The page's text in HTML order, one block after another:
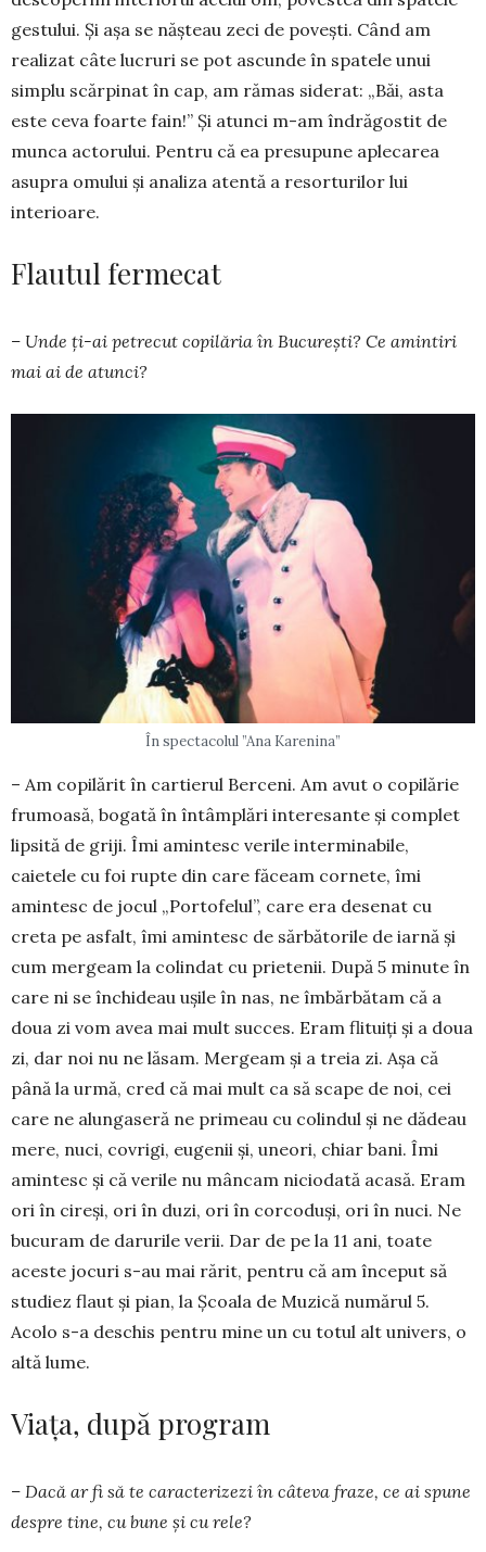
gestului. Și așa se nășteau zeci de povești. Când am
realizat câte lucruri se pot ascunde în spatele unui
simplu scărpinat în cap, am rămas siderat: „Băi, asta
este ceva foarte fain!” Și atunci m-am îndrăgostit de
munca actorului. Pentru că ea presupune aplecarea
asupra omului și analiza atentă a resorturilor lui
interioare.
Flautul fermecat
– Unde ți-ai petrecut copilăria în Bucu­rești? Ce amintiri
mai ai de atunci?
În spectacolul ”Ana Karenina”
– Am copilărit în cartierul Berceni. Am avut o copilărie
frumoasă, bogată în întâm­plări interesante și complet
lipsită de griji. Îmi amintesc verile interminabile,
caietele cu foi rupte din care făceam cornete, îmi
amintesc de jocul „Portofelul”, care era desenat cu
creta pe asfalt, îmi amintesc de sărbătorile de iarnă și
cum mer­geam la colindat cu prietenii. După 5 minute în
care ni se închideau ușile în nas, ne îmbărbătam că a
doua zi vom avea mai mult succes. Eram flituiți și a doua
zi, dar noi nu ne lăsam. Mergeam și a treia zi. Așa că
până la urmă, cred că mai mult ca să scape de noi, cei
care ne alungaseră ne primeau cu colindul și ne dădeau
mere, nuci, covrigi, eu­genii și, uneori, chiar bani. Îmi
amintesc și că ve­rile nu mâncam niciodată acasă. Eram
ori în cireși, ori în duzi, ori în corcoduși, ori în nuci. Ne
bucu­ram de darurile verii. Dar de pe la 11 ani, toate
aceste jocuri s-au mai rărit, pentru că am început să
studiez flaut și pian, la Școala de Muzică numărul 5.
Acolo s-a deschis pentru mine un cu totul alt univers, o
altă lume.
Viața, după program
– Dacă ar fi să te carac­te­ri­zezi în câteva fra­ze, ce ai spune
des­­pre tine, cu bu­ne și cu rele?